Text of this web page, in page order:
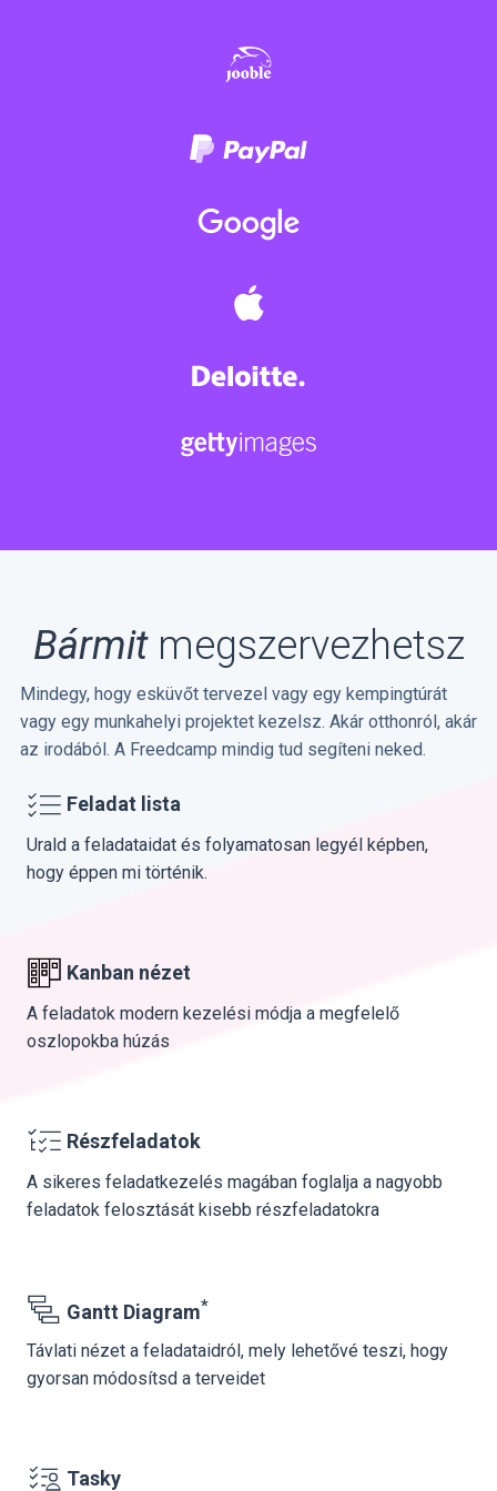
Bármit megszervezhetsz
Mindegy, hogy esküvőt tervezel vagy egy kempingtúrát
vagy egy munkahelyi projektet kezelsz. Akár otthonról, akár
az irodából. A Freedcamp mindig tud segíteni neked.
Feladat lista
Urald a feladataidat és folyamatosan legyél képben,
hogy éppen mi történik.
Kanban nézet
A feladatok modern kezelési módja a megfelelő
oszlopokba húzás
Részfeladatok
A sikeres feladatkezelés magában foglalja a nagyobb
feladatok felosztását kisebb részfeladatokra
Gantt Diagram*
Távlati nézet a feladataidról, mely lehetővé teszi, hogy
gyorsan módosítsd a terveidet
Tasky